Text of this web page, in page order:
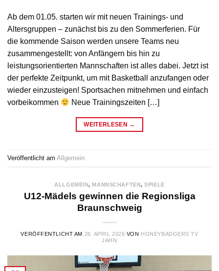
Ab dem 01.05. starten wir mit neuen Trainings- und
Altersgruppen – zunächst bis zu den Sommerferien. Für
die kommende Saison werden unsere Teams neu
zusammengestellt: von Anfängern bis hin zu
leistungsorientierten Mannschaften ist alles dabei. Jetzt ist
der perfekte Zeitpunkt, um mit Basketball anzufangen oder
wieder einzusteigen! Sportsachen mitnehmen und einfach
vorbeikommen
Neue Trainingszeiten […]
WEITERLESEN →
Veröffentlicht am Allgemein
ALLGEMEIN, MANNSCHAFTEN,SPIELE
U12-Mädels gewinnen die Regionsliga
Braunschweig
VERÖFFENTLICHT AM 26. APRIL 2026 VON HONEYBADGERS TV
JAHN